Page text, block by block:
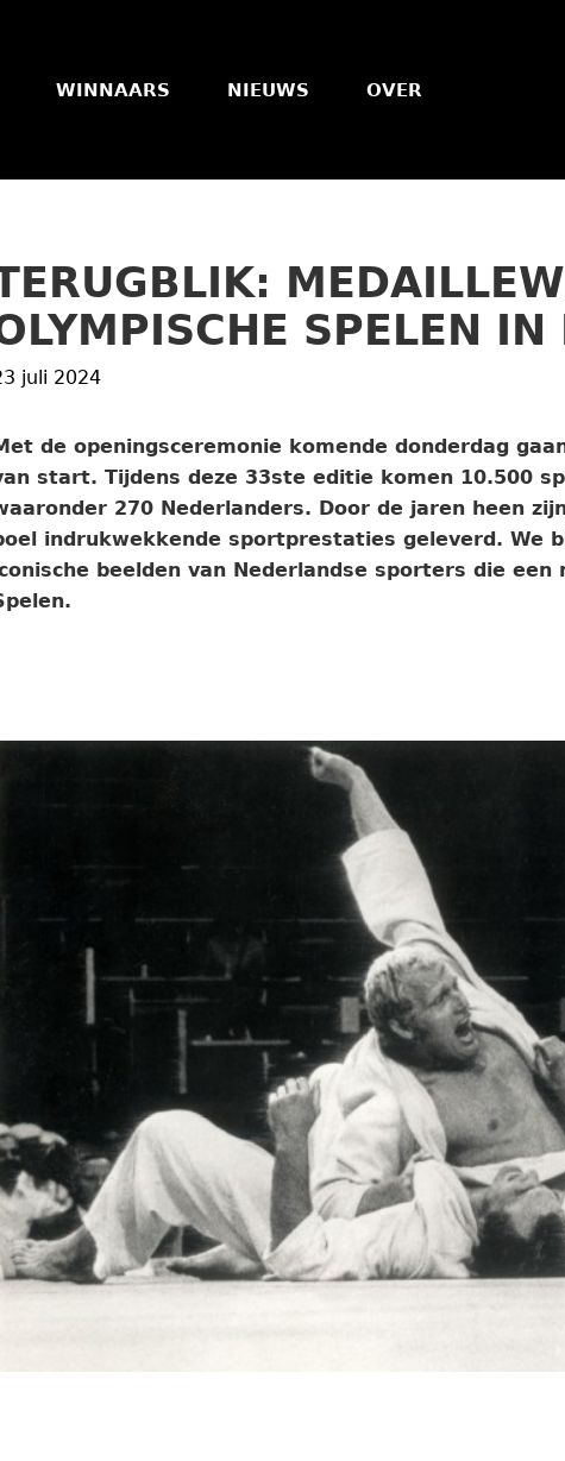
WINNAARS NIEUWS OVER
SPELEN IN
juli 2024
de openingsceremonie komende donderdag
start. Tijdens deze 33ste editie komen 10.500
270 Nederlanders. Door de jaren heen
indrukwekkende sportprestaties geleverd. We
beelden van Nederlandse sporters die een
Wim Ruska, judoka, wint finale Olympische Spelen judo
medaille is binnen. München, 1972. Foto: Nationaal
Mulder